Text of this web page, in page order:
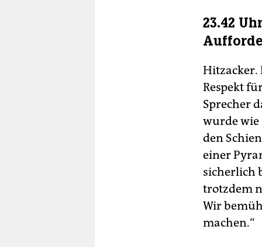
23.42
Hitzacker.
Respekt
Sprecher
wurde wie
den
einer
sicherlich
trotzdem
Wir
machen.“